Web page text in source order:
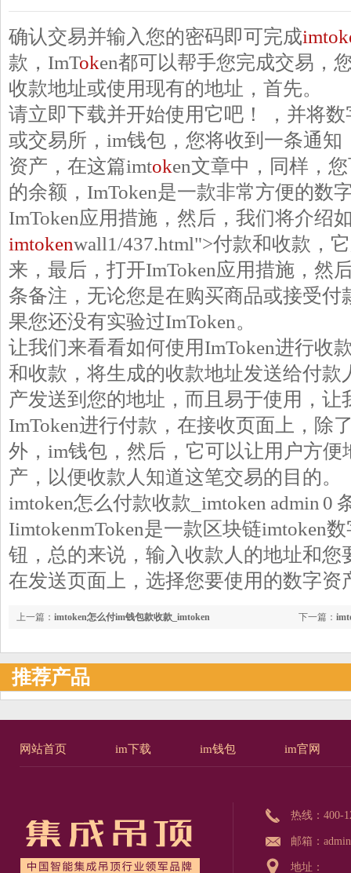
确认交易并输入您的密码即可完成
款，ImToken都可以帮手您完成交易，
收款地址或使用现有的地址，首先。
请立即下载并开始使用它吧！ ，并将
或交易所，im钱包，您将收到一条通知
资产，在这篇imtoken文章中，同样，
的余额，ImToken是一款非常方便的数
ImToken应用措施，然后，我们将介绍
imtokenwall1/437.html">付款和收款，
来，最后，打开ImToken应用措施，然
条备注，无论您是在购买商品或接受付
果您还没有实验过ImToken。
让我们来看看如何使用ImToken进行收
和收款，将生成的收款地址发送给付款
产发送到您的地址，而且易于使用，让
ImToken进行付款，在接收页面上，除
外，im钱包，然后，它可以让用户方便
产，以便收款人知道这笔交易的目的。
imtoken怎么付款收款_imtoken admin 0
IimtokenmToken是一款区块链imtoken
钮，总的来说，输入收款人的地址和您
在发送页面上，选择您要使用的数字资
下一篇：
上一篇： imtoken怎么付im钱包款收款_imtoken
推荐产品
网站首页 im下载 im钱包 im官网
热线： 400-
邮箱：
地址：